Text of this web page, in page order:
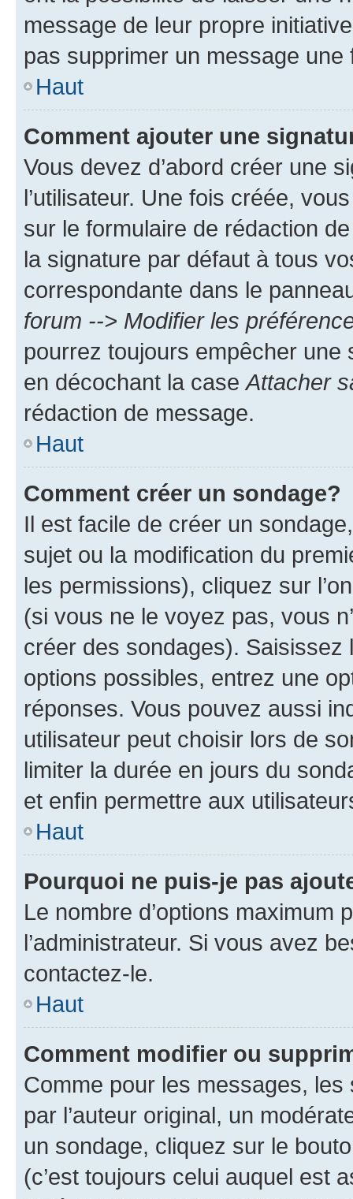
message de leur propre
pas supprimer un message une
Haut
Comment ajouter une
Vous devez d’abord créer une
l’utilisateur. Une fois créée,
sur le formulaire de rédaction
la signature par défaut à tous
correspondante dans le
forum --> Modifier les
pourrez toujours empêcher une
en décochant la caseAttacher
rédaction de message.
Haut
Comment créer un sondage?
Il est facile de créer un
sujet ou la modification du
les permissions), cliquez sur
(si vous ne le voyez pas, vous
créer des sondages).
options possibles, entrez une
réponses. Vous pouvez aussi
utilisateur peut choisir lors de
limiter la durée en jours du
et enfin permettre aux
Haut
Pourquoi ne puis-je pas
Le nombre d’options maximum
l’administrateur. Si vous avez
contactez-le.
Haut
Comment modifier ou
Comme pour les messages,
par l’auteur original, un
un sondage, cliquez sur le
(c’est toujours celui auquel est